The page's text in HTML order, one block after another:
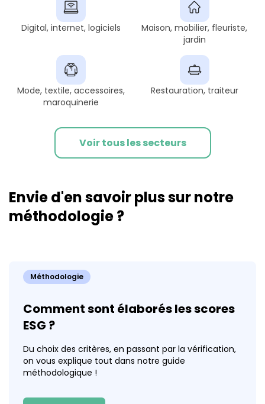
Digital, internet, logiciels
Maison, mobilier, fleuriste,
jardin
Mode, textile, accessoires,
maroquinerie
Restauration, traiteur
Voir tous les secteurs
Envie d'en savoir plus sur notre
méthodologie ?
Méthodologie
Comment sont élaborés les scores
ESG ?
Du choix des critères, en passant par la vérification,
on vous explique tout dans notre guide
méthodologique !